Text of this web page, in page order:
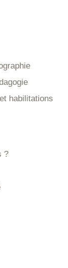
habilitations
?